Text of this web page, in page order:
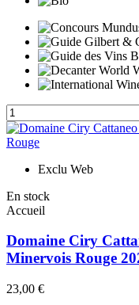
Exclu Web
En stock
Accueil
Domaine Ciry
Minervois Rouge
23,00 €